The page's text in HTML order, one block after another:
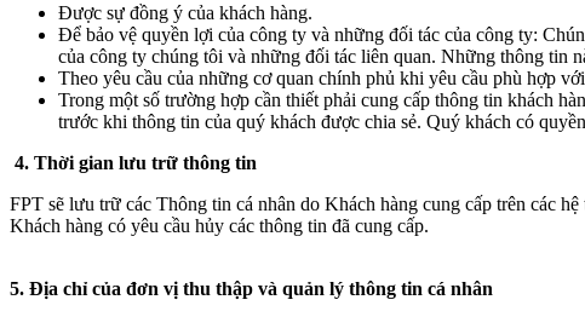
Được sự đồng ý của khách hàng.
Để bảo vệ quyền lợi của công ty và những đối tác của công ty:
của công ty chúng tôi và những đối tác liên quan. Những thông tin
Theo yêu cầu của những cơ quan chính phủ khi yêu cầu phù hợp
Trong một số trường hợp cần thiết phải cung cấp thông tin khách
trước khi thông tin của quý khách được chia sẻ. Quý khách có
4. Thời gian lưu trữ thông tin
FPT sẽ lưu trữ các Thông tin cá nhân do Khách hàng cung cấp trên các
Khách hàng có yêu cầu hủy các thông tin đã cung cấp.
5. Địa chỉ của đơn vị thu thập và quản lý thông tin cá nhân